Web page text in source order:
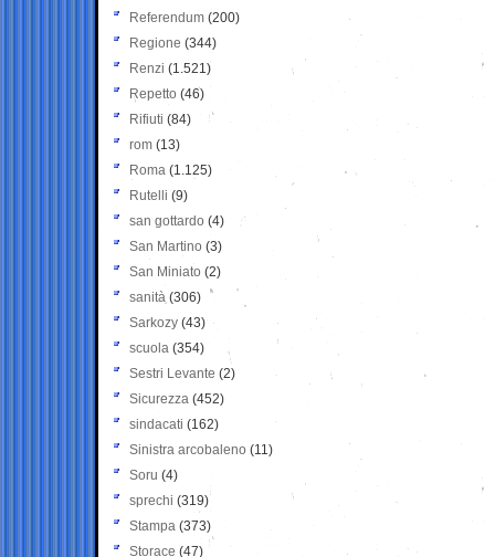
Referendum (200)
Regione (344)
Renzi (1.521)
Repetto (46)
Rifiuti (84)
rom (13)
Roma (1.125)
Rutelli (9)
san gottardo (4)
San Martino (3)
San Miniato (2)
sanità (306)
Sarkozy (43)
scuola (354)
Sestri Levante (2)
Sicurezza (452)
sindacati (162)
Sinistra arcobaleno (11)
Soru (4)
sprechi (319)
Stampa (373)
Storace (47)